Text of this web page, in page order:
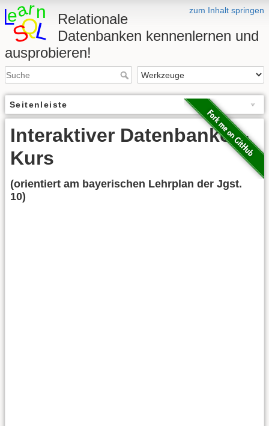
zum Inhalt springen
Relationale
Datenbanken kennenlernen und
ausprobieren!
Seitenleiste
Interaktiver Datenbanken-
Kurs
(orientiert am bayerischen Lehrplan der Jgst.
10)